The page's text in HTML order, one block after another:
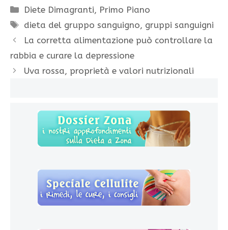
Categorie
Diete Dimagranti, Primo Piano
Tag
dieta del gruppo sanguigno, gruppi sanguigni
La corretta alimentazione può controllare la
rabbia e curare la depressione
Uva rossa, proprietà e valori nutrizionali